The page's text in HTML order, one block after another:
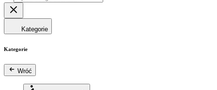
Kategorie
Kategorie
Wróć